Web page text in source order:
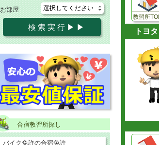
教習所
トヨ
お部屋
合宿教習所探し
バイク免許の合宿免許